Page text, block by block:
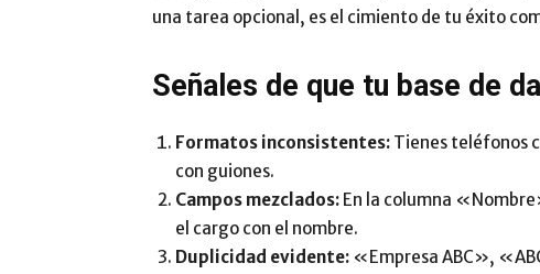
una tarea opcional, es el cimiento de tu éxito
Señales de que tu base de
Formatos inconsistentes: Tienes
con guiones.
Campos mezclados: En la columna
el cargo con el nombre.
Duplicidad evidente: «Empresa ABC»,